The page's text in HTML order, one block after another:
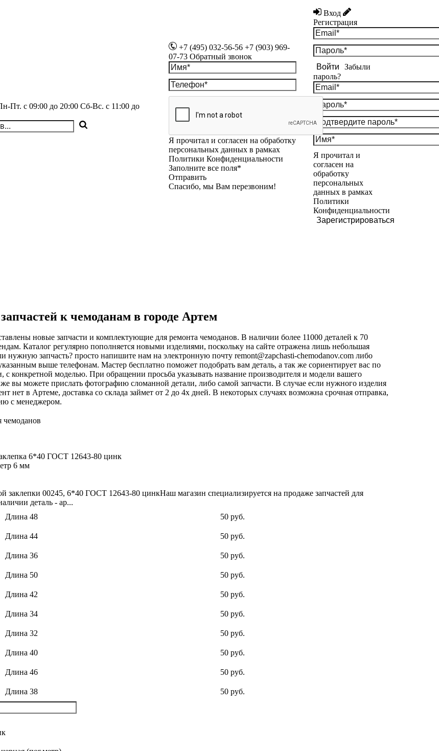
Пт. с 09:00 до 20:00Сб-Вс. с 11:00 до
+7 (495) 032-56-56 +7 (903) 969-
07-73 Обратный звонок
Я прочитал и согласен на обработку
персональных данных в рамках
Политики Конфиденциальности
Заполните все поля*
Отправить
Спасибо, мы Вам перезвоним!
Вход
Регистрация
Войти
Забыли
пароль?
Я прочитал и
согласен на
обработку
персональных
данных в рамках
Политики
Конфиденциальности
Зарегистрироваться
к чемоданам в городе Артем
новые запчасти и комплектующие для ремонта чемоданов. В наличии более 11000 деталей к 70
Каталог регулярно пополняется новыми изделиями, поскольку на сайте отражена лишь небольшая
нужную запчасть? просто напишите нам на электронную почту remont@zapchasti-chemodanov.comлибо
выше телефонам. Мастер бесплатно поможет подобрать вам деталь, а так же сориентирует вас по
с конкретной моделью. При обращении просьба указывать название производителя и модели вашего
вы можете прислать фотографию сломанной детали, либо самой запчасти. В случае если нужного изделия
нет в Артеме, доставка со склада займет от 2 до 4х дней. В некоторых случаях возможна срочная отправка,
с менеджером.
6 мм
заклепки 00245, 6*40 ГОСТ 12643-80 цинкНаш магазин специализируется на продаже запчастей для
деталь - ар...
Длина 48
50 руб.
Длина 44 50 руб.
Длина 36 50 руб.
Длина 50 50 руб.
Длина 42 50 руб.
Длина 34 50 руб.
Длина 32 50 руб.
Длина 40 50 руб.
Длина 46 50 руб.
Длина 38 50 руб.